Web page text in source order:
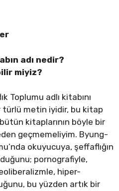
adı nedir?
miyiz?
Toplumu adlı kitabını
türlü metin iyidir, bu kitap
kitaplarının böyle bir
geçmemeliyim. Byung-
okuyucuya, şeffaflığın
pornografiyle,
hiper-
bu yüzden artık bir